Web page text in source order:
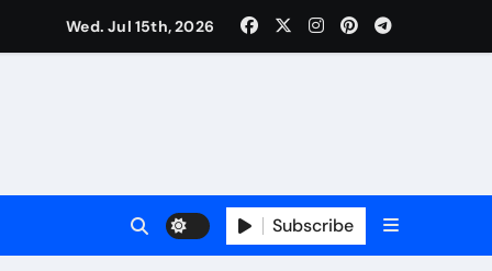
Wed. Jul 15th, 2026
Subscribe